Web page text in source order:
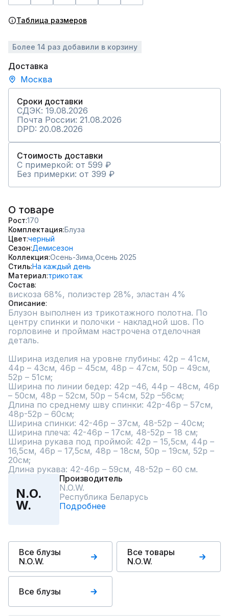
Таблица размеров
Более 14 раз добавили в корзину
Доставка
Москва
Сроки доставки
СДЭК: 19.08.2026
Почта России: 21.08.2026
DPD: 20.08.2026
Стоимость доставки
С примеркой: от 599 ₽
Без примерки: от 399 ₽
О товаре
Рост 170
Комплектация Блуза
Цвет черный
Сезон Демисезон
Коллекция Осень-Зима, Осень 2025
СтильНа каждый день
Материал трикотаж
Состав
вискоза 68%, полиэстер 28%, эластан 4%
Описание
Блузон выполнен из трикотажного полотна. По
центру спинки и полочки - накладной шов. По
горловине и проймам настрочена отделочная
деталь.
Ширина изделия на уровне глубины: 42р – 41см,
44р – 43см, 46р – 45см, 48р – 47см, 50р – 49см,
52р – 51см;
Ширина по линии бедер: 42р –46, 44р – 48см, 46р
– 50см, 48р – 52см, 50р – 54см, 52р –56см;
Длина по среднему шву спинки: 42р-46р – 57см,
48р-52р – 60см;
Ширина спинки: 42-46р – 37см, 48-52р – 40см;
Ширина плеча: 42-46р – 17см, 48-52р – 18 см;
Ширина рукава под проймой: 42р – 15,5см, 44р –
16,5см, 46р – 17,5см, 48р – 18см, 50р – 19см, 52р –
20см;
Длина рукава: 42-46р – 59см, 48-52р – 60 см.
N.O.
W.
Производитель
N.O.W.
Республика Беларусь
Подробнее
Все блузы
N.O.W.
Все товары
N.O.W.
Все блузы